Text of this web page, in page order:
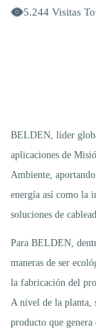
5.244 Visitas
BELDEN, líder
aplicaciones de
Ambiente,
energía así como la
soluciones de
Para BELDEN,
maneras de ser
la fabricación del
A nivel de la planta,
producto que